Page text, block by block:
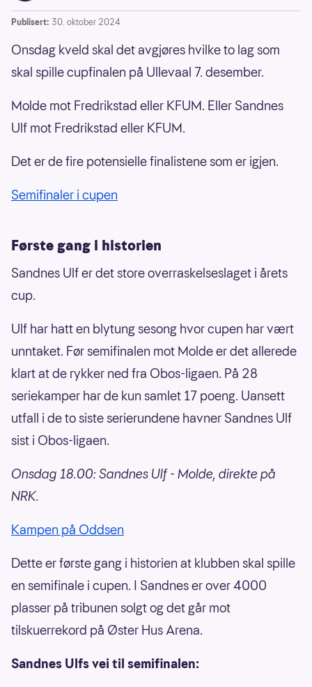
Publisert: 30. oktober 2024
Onsdag kveld skal det avgjøres hvilke to lag som
skal spille cupfinalen på Ullevaal 7. desember.
Molde mot Fredrikstad eller KFUM. Eller Sandnes
Ulf mot Fredrikstad eller KFUM.
Det er de fire potensielle finalistene som er igjen.
Semifinaler i cupen
Første gang i historien
Sandnes Ulf er det store overraskelseslaget i årets
cup.
Ulf har hatt en blytung sesong hvor cupen har vært
unntaket. Før semifinalen mot Molde er det allerede
klart at de rykker ned fra Obos-ligaen. På 28
seriekamper har de kun samlet 17 poeng. Uansett
utfall i de to siste serierundene havner Sandnes Ulf
sist i Obos-ligaen.
Onsdag 18.00: Sandnes Ulf - Molde, direkte på
NRK.
Kampen på Oddsen
Dette er første gang i historien at klubben skal spille
en semifinale i cupen. I Sandnes er over 4000
plasser på tribunen solgt og det går mot
tilskuerrekord på Øster Hus Arena.
Sandnes Ulfs vei til semifinalen: